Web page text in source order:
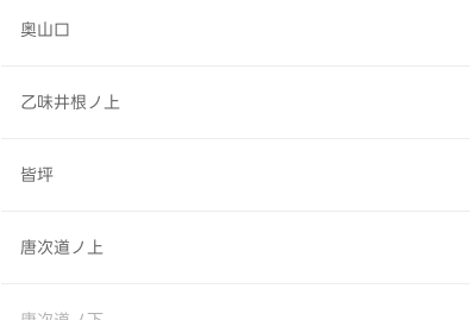
奥山口
乙味井根ノ上
皆坪
唐次道ノ上